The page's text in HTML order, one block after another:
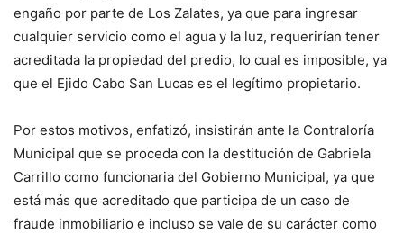
engaño por parte de Los Zalates, ya que para ingresar
cualquier servicio como el agua y la luz, requerirían tener
acreditada la propiedad del predio, lo cual es imposible, ya
que el Ejido Cabo San Lucas es el legítimo propietario.
Por estos motivos, enfatizó, insistirán ante la Contraloría
Municipal que se proceda con la destitución de Gabriela
Carrillo como funcionaria del Gobierno Municipal, ya que
está más que acreditado que participa de un caso de
fraude inmobiliario e incluso se vale de su carácter como